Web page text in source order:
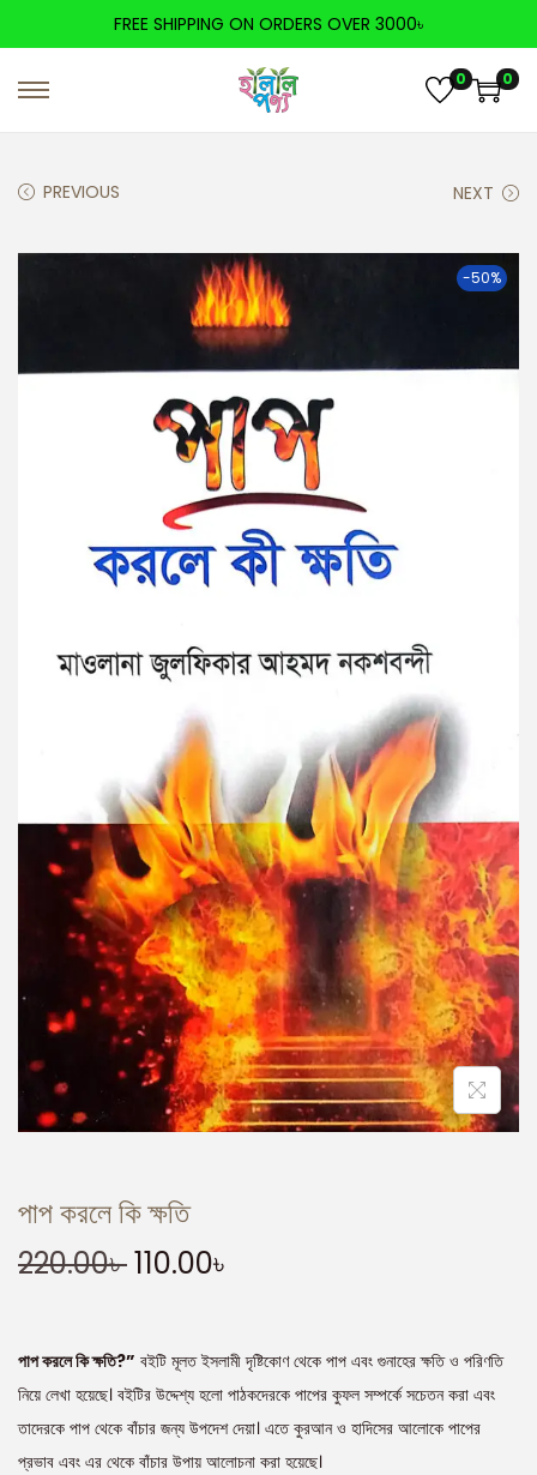
FREE SHIPPING ON ORDERS OVER 3000৳
0 0
PREVIOUS NEXT
-50%
পাপ করলে কি ক্ষতি
220.00৳110.00৳
পাপ করলে কি ক্ষতি?” বইটি মূলত ইসলামী দৃষ্টিকোণ থেকে পাপ এবং গুনাহের ক্ষতি ও পরিণতি
নিয়ে লেখা হয়েছে। বইটির উদ্দেশ্য হলো পাঠকদেরকে পাপের কুফল সম্পর্কে সচেতন করা এবং
তাদেরকে পাপ থেকে বাঁচার জন্য উপদেশ দেয়া। এতে কুরআন ও হাদিসের আলোকে পাপের
প্রভাব এবং এর থেকে বাঁচার উপায় আলোচনা করা হয়েছে।